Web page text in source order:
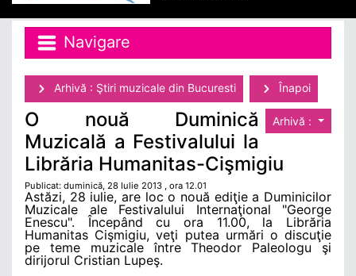
Navigare
Arhivă : Ştiri muzicale din Bucuresti Înapoi
Arhivă :
O nouă Duminică
Muzicală a Festivalului la
Librăria Humanitas-Cişmigiu
Publicat: duminică, 28 Iulie 2013 , ora 12.01
Astăzi, 28 iulie, are loc o nouă ediţie a Duminicilor
Muzicale ale Festivalului Internaţional "George
Enescu". Începând cu ora 11.00, la Librăria
Humanitas Cişmigiu, veţi putea urmări o discuţie
pe teme muzicale între Theodor Paleologu şi
dirijorul Cristian Lupeş.